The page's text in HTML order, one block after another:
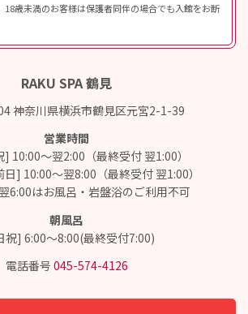
18歳未満のお客様は保護者同伴の場合でも入館をお断
RAKU SPA 鶴見
神奈川県横浜市鶴見区元宮2-1-39
営業時間
10:00～翌2:00（最終受付 翌1:00）
] 10:00～翌8:00（最終受付 翌1:00）
6:00はお風呂・岩盤浴のご利用不可
朝風呂
祝] 6:00～8:00(最終受付7:00)
電話番号 045-574-4126